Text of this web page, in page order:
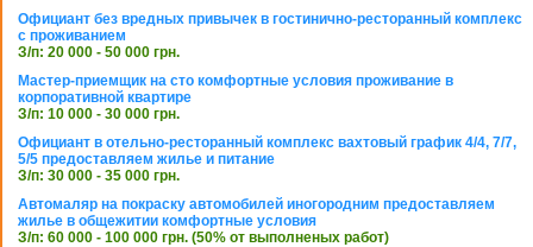
Официант без вредных привычек в гостинично-ресторанный комплекс
с проживанием
З/п: 20 000 - 50 000 грн.
Мастер-приемщик на сто комфортные условия проживание в
корпоративной квартире
З/п: 10 000 - 30 000 грн.
Официант в отельно-ресторанный комплекс вахтовый график 4/4, 7/7,
5/5 предоставляем жилье и питание
З/п: 30 000 - 35 000 грн.
Автомаляр на покраску автомобилей иногородним предоставляем
жилье в общежитии комфортные условия
З/п: 60 000 - 100 000 грн. (50% от выполненых работ)